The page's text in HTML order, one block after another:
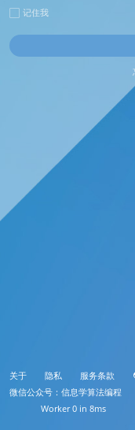
记住我
关于 隐私 服务条款
微信公众号：信息学算法编程
Worker 0 in 8ms